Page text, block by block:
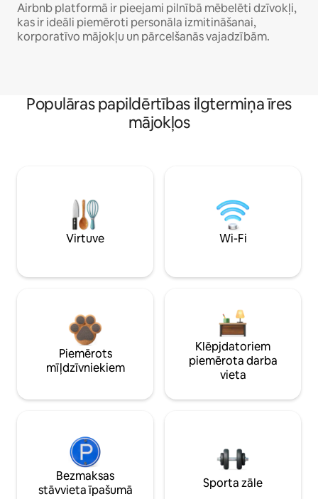
Airbnb platformā ir pieejami pilnībā mēbelēti dzīvokļi,
kas ir ideāli piemēroti personāla izmitināšanai,
korporatīvo mājokļu un pārcelšanās vajadzībām.
Populāras papildērtības ilgtermiņa īres
mājokļos
Virtuve Wi-Fi
Piemērots
mīļdzīvniekiem
Klēpjdatoriem
piemērota darba
vieta
Bezmaksas
stāvvieta īpašumā
Sporta zāle